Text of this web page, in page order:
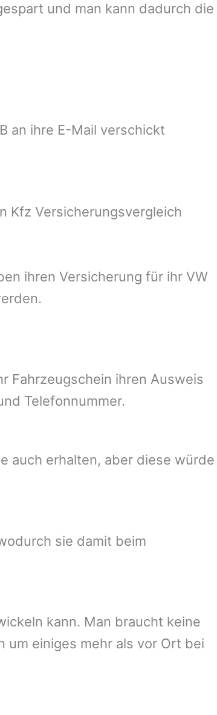
und man kann dadurch die
an ihre E-Mail verschickt
Kfz Versicherungsvergleich
ihren Versicherung für ihr VW
Fahrzeugschein ihren Ausweis
Telefonnummer.
auch erhalten, aber diese würde
sie damit beim
kann. Man braucht keine
um einiges mehr als vor Ort bei